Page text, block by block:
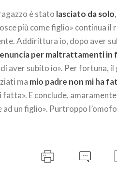
è stato lasciato da solo
più come figlio» continua
Addirittura io, dopo aver
per maltrattamenti in
aver subito io». Per fortuna,
ma mio padre non mi ha
fatta». E conclude,
ad un figlio». Purtroppo